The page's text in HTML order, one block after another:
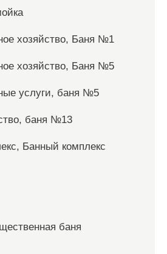
хозяйство, Баня №1
хозяйство, Баня №5
услуги, баня №5
баня №13
Банный комплекс
баня